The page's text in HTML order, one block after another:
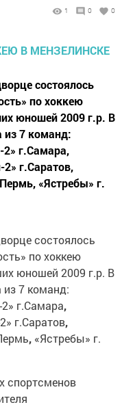
1 0 0
состоялось
по хоккею
юношей 2009 г.р. В
из 7 команд:
2» г.Самара,
г.Саратов,
«Ястребы» г.
состоялось
по хоккею
юношей 2009 г.р. В
из 7 команд:
г.Самара,
г.Саратов,
, «Ястребы» г.
спортсменов